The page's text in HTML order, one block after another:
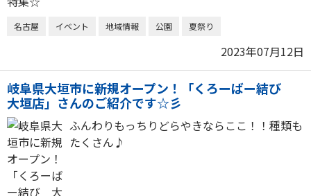
名古屋 イベント 地域情報 公園 夏祭り
2023年07月12日
岐阜県大垣市に新規オープン！「くろーばー結び
大垣店」さんのご紹介です☆彡
ふんわりもっちりどらやきならここ！！種類も
たくさん♪